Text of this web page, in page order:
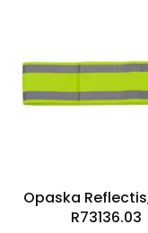
Opaska
R73136.03